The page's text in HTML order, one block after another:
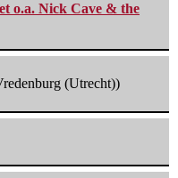
o.a. Nick Cave & the
(Utrecht))